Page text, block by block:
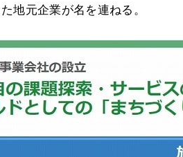
地元企業が名を連ねる。